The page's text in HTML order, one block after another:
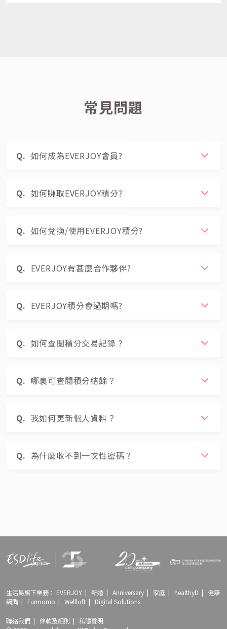
常見問題
如何成為EVERJOY會員?
如何賺取EVERJOY積分?
如何兌換/使用EVERJOY積分?
EVERJOY有甚麼合作夥伴?
EVERJOY積分會過期嗎?
如何查閱積分交易記錄？
哪裏可查閱積分結餘？
我如何更新個人資料？
為什麼收不到一次性密碼？
生活易旗下業務： EVERJOY | 新婚 | Anniversary | 家庭 | healthyD | 健康
網購 | Furmomo | Wellloft | Digital Solutions
聯絡我們 | 條款及細則 | 私隱聲明